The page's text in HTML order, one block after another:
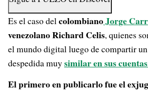
Es el caso delcolombianoJorge
venezolano Richard Celis, quienes
el mundo digital luego de compartir
despedida muysimilar en sus
El primero en publicarlo fue el